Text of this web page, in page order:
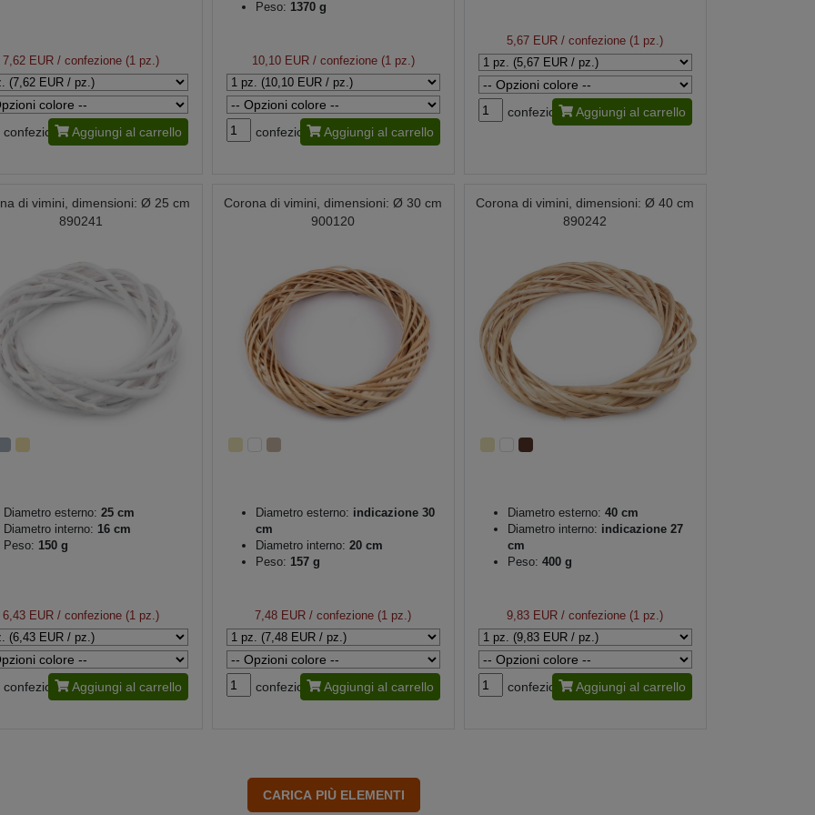
7,62 EUR / confezione (1 pz.)
confezione Aggiungi al carrello
Peso: 1370 g
10,10 EUR/ confezione (1 pz.)
confezione Aggiungi al carrello
5,67 EUR / confezione (1 pz.)
confezione Aggiungi al carrello
di vimini, dimensioni: Ø 25 cm
890241
Diametro esterno: 25 cm
Diametro interno: 16 cm
Peso: 150 g
6,43 EUR / confezione (1 pz.)
confezione Aggiungi al carrello
Corona di vimini, dimensioni: Ø 30 cm
900120
Diametro esterno: indicazione 30
cm
Diametro interno: 20 cm
Peso: 157 g
7,48 EUR / confezione (1 pz.)
confezione Aggiungi al carrello
Corona di vimini, dimensioni: Ø 40 cm
890242
Diametro esterno: 40 cm
Diametro interno: indicazione 27
cm
Peso: 400 g
9,83 EUR / confezione (1 pz.)
confezione Aggiungi al carrello